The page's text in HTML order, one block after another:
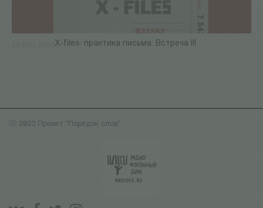
X-files: практика письма. Встреча III
ⓒ 2023 Проект "Порядок слов"